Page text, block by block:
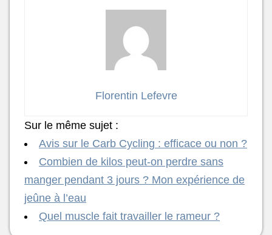
Florentin Lefevre
Sur le même sujet :
Avis sur le Carb Cycling : efficace ou non ?
Combien de kilos peut-on perdre sans
manger pendant 3 jours ? Mon expérience de
jeûne à l’eau
Quel muscle fait travailler le rameur ?